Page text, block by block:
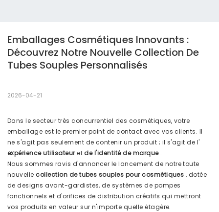
Emballages Cosmétiques Innovants :
Découvrez Notre Nouvelle Collection De
Tubes Souples Personnalisés
2026-04-21
Dans le secteur très concurrentiel des cosmétiques, votre
emballage est le premier point de contact avec vos clients. Il
ne s'agit pas seulement de contenir un produit ; il s'agit de l'
expérience utilisateuret de l'identité de marque.
Nous sommes ravis d'annoncer le lancement de notre toute
nouvelle collection de tubes souples pour cosmétiques , dotée
de designs avant-gardistes, de systèmes de pompes
fonctionnels et d'orifices de distribution créatifs qui mettront
vos produits en valeur sur n'importe quelle étagère.